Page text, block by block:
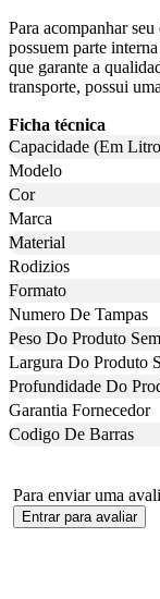
Para acompanhar
possuem parte
que garante a
transporte, possui
Ficha técnica
Capacidade (Em
Modelo
Cor
Marca
Material
Rodizios
Formato
Numero De Tampas
Peso Do Produto
Largura Do Produto
Profundidade Do
Garantia Fornecedor
Codigo De Barras
Para enviar uma
Entrar para avaliar